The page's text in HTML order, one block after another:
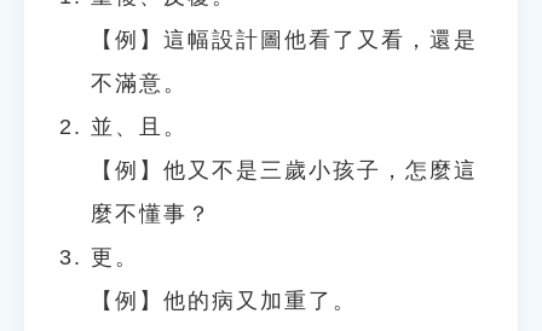
【例】這幅設計圖他看了又看，還是
不滿意。
並、且。
【例】他又不是三歲小孩子，怎麼這
麼不懂事？
更。
【例】他的病又加重了。